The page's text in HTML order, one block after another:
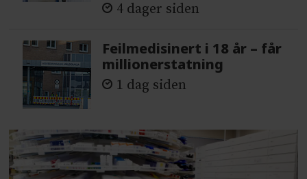
4 dager siden
Feilmedisinert i 18 år – får
millionerstatning
1 dag siden